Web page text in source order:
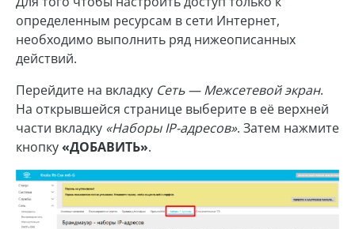
определенным ресурсам в сети Интернет,
необходимо выполнить ряд нижеописанных
действий.
Перейдите на вкладку Сеть — Межсетевой экран.
На открывшейся странице выберите в её верхней
части вкладку «Наборы IP-адресов». Затем нажмите
кнопку«ДОБАВИТЬ».